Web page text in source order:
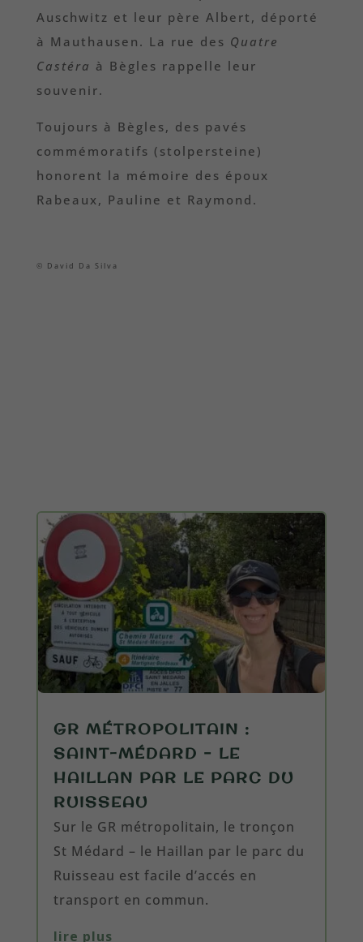
Auschwitz et leur père Albert, déporté
à Mauthausen. La rue des Quatre
Castéra à Bègles rappelle leur
souvenir.
Toujours à Bègles, des pavés
commémoratifs (stolpersteine)
honorent la mémoire des époux
Rabeaux, Pauline et Raymond.
© David Da Silva
GR MÉTROPOLITAIN :
SAINT-MÉDARD – LE
HAILLAN PAR LE PARC DU
RUISSEAU
Sur le GR métropolitain, le tronçon
St Médard – le Haillan par le parc du
Ruisseau est facile d’accés en
transport en commun.
lire plus